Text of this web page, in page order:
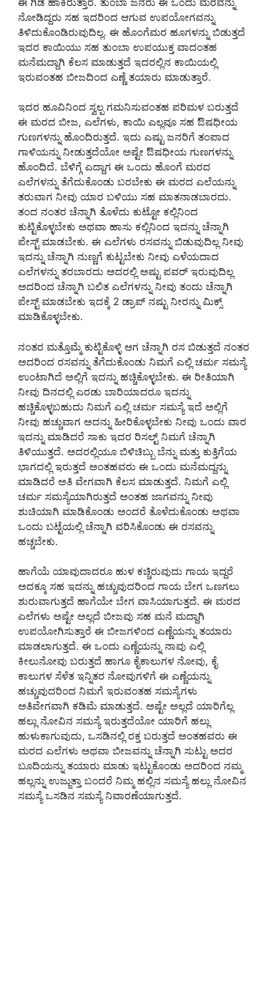
ನೋಡಿದ್ದರು ಸಹ ಇದರಿಂದ ಆಗುವ ಉಪಯೋಗವನ್ನು
ತಿಳಿದುಕೊಂಡಿರುವುದಿಲ್ಲ. ಈ ಹೊಂಗೆಮರ ಹೂಗಳನ್ನು ಬಿಡುತ್ತದೆ
ಇದರ ಕಾಯಿಯು ಸಹ ತುಂಬಾ ಉಪಯುಕ್ತ ವಾದಂತಹ
ಮನೆಮದ್ದಾಗಿ ಕೆಲಸ ಮಾಡುತ್ತದೆ ಇದರಲ್ಲಿನ ಕಾಯಿಯಲ್ಲಿ
ಇರುವಂತಹ ಬೀಜದಿಂದ ಎಣ್ಣೆ ತಯಾರು ಮಾಡುತ್ತಾರೆ.
ಇದರ ಹೂವಿನಿಂದ ಸ್ವಲ್ಪ ಗಮನಿಸುವಂತಹ ಪರಿಮಳ ಬರುತ್ತದೆ
ಈ ಮರದ ಬೀಜ, ಎಲೆಗಳು, ಕಾಯಿ ಎಲ್ಲವೂ ಸಹ ಔಷಧೀಯ
ಗುಣಗಳನ್ನು ಹೊಂದಿರುತ್ತದೆ. ಇದು ಎಷ್ಟು ಜನರಿಗೆ ತಂಪಾದ
ಗಾಳಿಯನ್ನು ನೀಡುತ್ತದೆಯೋ ಅಷ್ಟೇ ಔಷಧೀಯ ಗುಣಗಳನ್ನು
ಹೊಂದಿದೆ. ಬೆಳಿಗ್ಗೆ ಎದ್ದಾಗ ಈ ಒಂದು ಹೊಂಗೆ ಮರದ
ಎಲೆಗಳನ್ನು ತೆಗೆದುಕೊಂಡು ಬರಬೇಕು ಈ ಮರದ ಎಲೆಯನ್ನು
ತರುವಾಗ ನೀವು ಯಾರ ಬಳಿಯು ಸಹ ಮಾತನಾಡಬಾರದು.
ತಂದ ನಂತರ ಚೆನ್ನಾಗಿ ತೊಳೆದು ಕುಟ್ಟೋ ಕಲ್ಲಿನಿಂದ
ಕುಟ್ಟಿಕೊಳ್ಳಬೇಕು ಅಥವಾ ಹಾಸು ಕಲ್ಲಿನಿಂದ ಇದನ್ನು ಚೆನ್ನಾಗಿ
ಪೇಸ್ಟ್ ಮಾಡಬೇಕು. ಈ ಎಲೆಗಳು ರಸವನ್ನು ಬಿಡುವುದಿಲ್ಲ ನೀವು
ಇದನ್ನು ಚೆನ್ನಾಗಿ ನುಣ್ಣಗೆ ಕುಟ್ಟಬೇಕು ನೀವು ಎಳೆಯದಾದ
ಎಲೆಗಳನ್ನು ತರಬಾರದು ಅದರಲ್ಲಿ ಅಷ್ಟು ಪವರ್ ಇರುವುದಿಲ್ಲ
ಅದರಿಂದ ಚೆನ್ನಾಗಿ ಬಲಿತ ಎಲೆಗಳನ್ನು ನೀವು ತಂದು ಚೆನ್ನಾಗಿ
ಪೇಸ್ಟ್ ಮಾಡಬೇಕು ಇದಕ್ಕೆ 2 ಡ್ರಾಪ್ ನಷ್ಟು ನೀರನ್ನು ಮಿಕ್ಸ್
ಮಾಡಿಕೊಳ್ಳಬೇಕು.
ನಂತರ ಮತ್ತೊಮ್ಮೆ ಕುಟ್ಟಿಕೊಳ್ಳಿ ಆಗ ಚೆನ್ನಾಗಿ ರಸ ಬಿಡುತ್ತದೆ ನಂತರ
ಅದರಿಂದ ರಸವನ್ನು ತೆಗೆದುಕೊಂಡು ನಿಮಗೆ ಎಲ್ಲಿ ಚರ್ಮ ಸಮಸ್ಯೆ
ಉಂಟಾಗಿದೆ ಅಲ್ಲಿಗೆ ಇದನ್ನು ಹಚ್ಚಿಕೊಳ್ಳಬೇಕು. ಈ ರೀತಿಯಾಗಿ
ನೀವು ದಿನದಲ್ಲಿ ಎರಡು ಬಾರಿಯಾದರೂ ಇದನ್ನು
ಹಚ್ಚಿಕೊಳ್ಳಬಹುದು ನಿಮಗೆ ಎಲ್ಲಿ ಚರ್ಮ ಸಮಸ್ಯೆ ಇದೆ ಅಲ್ಲಿಗೆ
ನೀವು ಹಚ್ಚುವಾಗ ಅದನ್ನು ಹೀರಿಕೊಳ್ಳಬೇಕು ನೀವು ಒಂದು ವಾರ
ಇದನ್ನು ಮಾಡಿದರೆ ಸಾಕು ಇದರ ರಿಸಲ್ಟ್ ನಿಮಗೆ ಚೆನ್ನಾಗಿ
ತಿಳಿಯುತ್ತದೆ. ಅದರಲ್ಲಿಯೂ ಬಿಳಿಚಿಬ್ಬು ಬೆನ್ನು ಮತ್ತು ಕುತ್ತಿಗೆಯ
ಭಾಗದಲ್ಲಿ ಇರುತ್ತದೆ ಅಂತಹವರು ಈ ಒಂದು ಮನೆಮದ್ದನ್ನು
ಮಾಡಿದರೆ ಅತಿ ವೇಗವಾಗಿ ಕೆಲಸ ಮಾಡುತ್ತದೆ. ನಿಮಗೆ ಎಲ್ಲಿ
ಚರ್ಮ ಸಮಸ್ಯೆಯಾಗಿರುತ್ತದೆ ಅಂತಹ ಜಾಗವನ್ನು ನೀವು
ಶುಚಿಯಾಗಿ ಮಾಡಿಕೊಂಡು ಅಂದರೆ ತೊಳೆದುಕೊಂಡು ಅಥವಾ
ಒಂದು ಬಟ್ಟೆಯಲ್ಲಿ ಚೆನ್ನಾಗಿ ವರಿಸಿಕೊಂಡು ಈ ರಸವನ್ನು
ಹಚ್ಚಬೇಕು.
ಹಾಗೆಯೆ ಯಾವುದಾದರೂ ಹುಳ ಕಚ್ಚಿರುವುದು ಗಾಯ ಇದ್ದರೆ
ಅದಕ್ಕೂ ಸಹ ಇದನ್ನು ಹಚ್ಚುವುದರಿಂದ ಗಾಯ ಬೇಗ ಒಣಗಲು
ಶುರುವಾಗುತ್ತದೆ ಹಾಗೆಯೇ ಬೇಗ ವಾಸಿಯಾಗುತ್ತದೆ. ಈ ಮರದ
ಎಲೆಗಳು ಅಷ್ಟೇ ಅಲ್ಲದೆ ಬೀಜವು ಸಹ ಮನೆ ಮದ್ದಾಗಿ
ಉಪಯೋಗಿಸುತ್ತಾರೆ ಈ ಬೀಜಗಳಿಂದ ಎಣ್ಣೆಯನ್ನು ತಯಾರು
ಮಾಡಲಾಗುತ್ತದೆ. ಈ ಒಂದು ಎಣ್ಣೆಯನ್ನು ನಾವು ಎಲ್ಲಿ
ಕೀಲುನೋವು ಬರುತ್ತದೆ ಹಾಗೂ ಕೈಕಾಲುಗಳ ನೋವು, ಕೈ
ಕಾಲುಗಳ ಸೆಳೆತ ಇನ್ನಿತರ ನೋವುಗಳಿಗೆ ಈ ಎಣ್ಣೆಯನ್ನು
ಹಚ್ಚುವುದರಿಂದ ನಿಮಗೆ ಇರುವಂತಹ ಸಮಸ್ಯೆಗಳು
ಅತಿವೇಗವಾಗಿ ಕಡಿಮೆ ಮಾಡುತ್ತದೆ. ಅಷ್ಟೇ ಅಲ್ಲದೆ ಯಾರಿಗೆಲ್ಲ
ಹಲ್ಲು ನೋವಿನ ಸಮಸ್ಯೆ ಇರುತ್ತದೆಯೋ ಯಾರಿಗೆ ಹಲ್ಲು
ಹುಳುಕಾಗುವುದು, ಒಸಡಿನಲ್ಲಿ ರಕ್ತ ಬರುತ್ತದೆ ಅಂತಹವರು ಈ
ಮರದ ಎಲೆಗಳು ಅಥವಾ ಬೀಜವನ್ನು ಚೆನ್ನಾಗಿ ಸುಟ್ಟು ಅದರ
ಬೂದಿಯನ್ನು ತಯಾರು ಮಾಡು ಇಟ್ಟುಕೊಂಡು ಅದರಿಂದ ನಮ್ಮ
ಹಲ್ಲನ್ನು ಉಜ್ಜುತ್ತಾ ಬಂದರೆ ನಿಮ್ಮ ಹಲ್ಲಿನ ಸಮಸ್ಯೆ ಹಲ್ಲು ನೋವಿನ
ಸಮಸ್ಯೆ ಒಸಡಿನ ಸಮಸ್ಯೆ ನಿವಾರಣೆಯಾಗುತ್ತದೆ.